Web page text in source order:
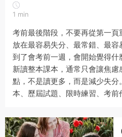
1 min
考前最後階段，不要再從第一
放在最容易失分、最常錯、最
到了會考前一週，會開始覺得
新讀整本課本，通常只會讓焦
點，不是讀更多，而是減少失分
本、歷屆試題、限時練習、考前